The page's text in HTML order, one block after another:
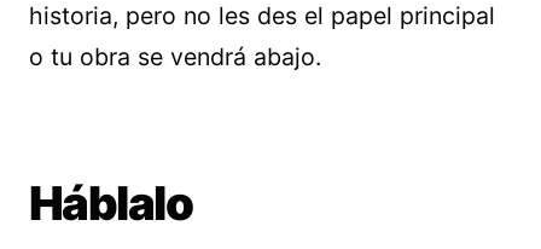
historia, pero no les des el papel principal
o tu obra se vendrá abajo.
Háblalo